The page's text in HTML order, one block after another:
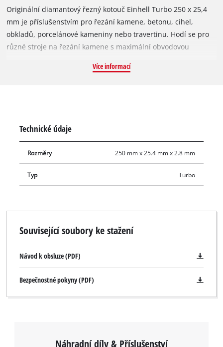
Originální diamantový řezný kotouč Einhell Turbo 250 x 25,4
mm je příslušenstvím pro řezání kamene, betonu, cihel,
obkladů, porcelánové kameniny nebo travertinu. Hodí se pro
různé stroje na řezání kamene s maximální obvodovou
Otevřená řezná hrana diamantového turbo kotouče je osazena
přesné výsledky řezání.
Více informací
Technické údaje
Rozměry 250 mm x 25.4 mm x 2.8 mm
Typ Turbo
Související soubory ke stažení
Návod k obsluze (PDF)
Bezpečnostné pokyny (PDF)
Náhradní díly & Příslušenství